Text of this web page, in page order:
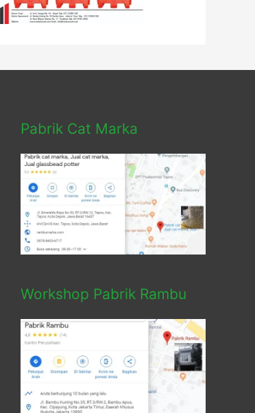
Pabrik Cat Marka
Workshop Pabrik Rambu